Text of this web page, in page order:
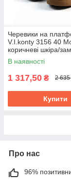
Черевики на
V.I.konty 3156 40
коричневі шкіра/
В наявності
1 317,50 ₴ 2 635
Купити
Про нас
96%